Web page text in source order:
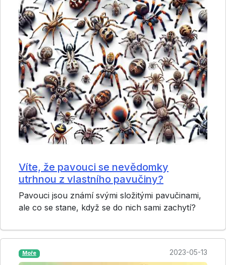
Víte, že pavouci se nevědomky
utrhnou z vlastního pavučiny?
Pavouci jsou známí svými složitými pavučinami,
ale co se stane, když se do nich sami zachytí?
Moře 2023-05-13